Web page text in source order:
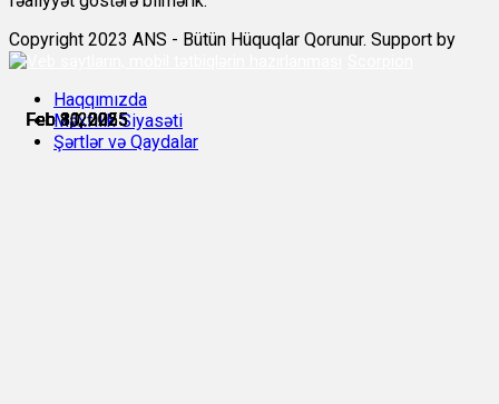
Feb 8, 2025
Feb 8, 2025
Feb 10, 2025
Feb 10, 2025
Feb 11, 2025
Feb 11, 2025
Copyright 2023 ANS - Bütün Hüquqlar Qorunur. Support by
Haqqımızda
Məxfilik Siyasəti
Şərtlər və Qaydalar